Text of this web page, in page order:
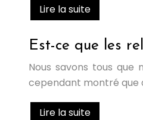
Lire la suite
Est-ce que les
Nous savons tous
cependant montré que
Lire la suite